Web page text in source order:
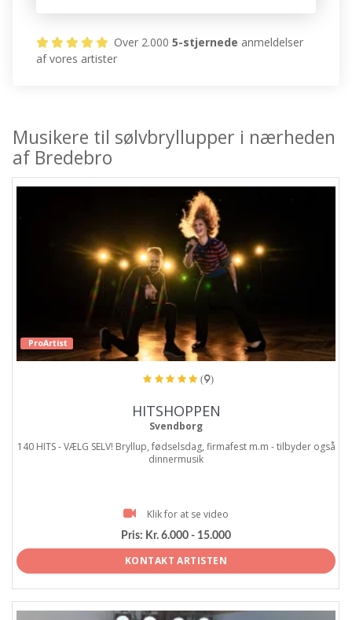
Over 2.0005-stjernede anmeldelser
af vores artister
Musikere til sølvbryllupper i nærheden
af Bredebro
ProArtist
(9)
HITSHOPPEN
Svendborg
140 HITS - VÆLG SELV! Bryllup, fødselsdag, firmafest m.m - tilbyder også
dinnermusik
Klik for at se video
Pris: Kr. 6.000 - 15.000
KONTAKT ARTISTEN